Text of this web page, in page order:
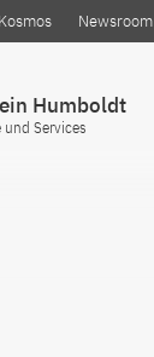
Newsroom
Humboldt
und Services